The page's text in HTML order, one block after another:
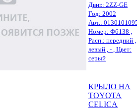
Двиг.: 2ZZ-GE
Год: 2002
Арт.:
Номер: Ф6138 ,
Расп.: передний ,
левый , - , Цвет:
серый
КРЫЛО НА
TOYOTA
CELICA